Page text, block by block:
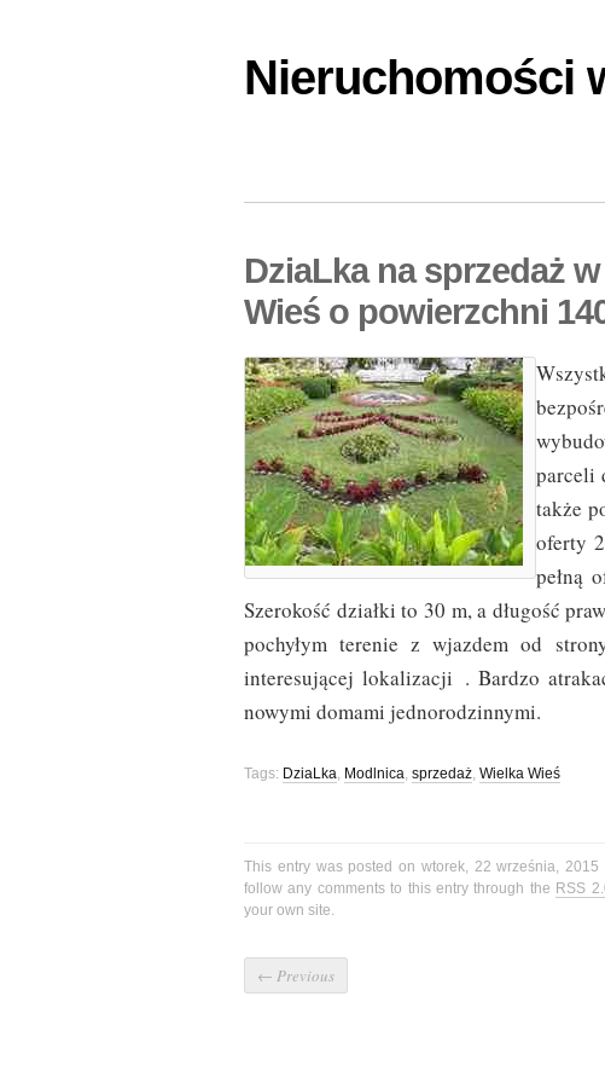
Nieruchomości
DziaLka na sprzedaż
Wieś o powierzchni
parceli
także
oferty
pełną
Szerokość działki to 30 m, a długość
pochyłym terenie z wjazdem od
interesującej lokalizacji . Bardzo
nowymi domami jednorodzinnymi.
Tags: DziaLka, Modlnica, sprzedaż, Wielka Wieś
This entry was posted on wtorek, 22 września,
follow any comments to this entry through the RSS
your own site.
← Previous